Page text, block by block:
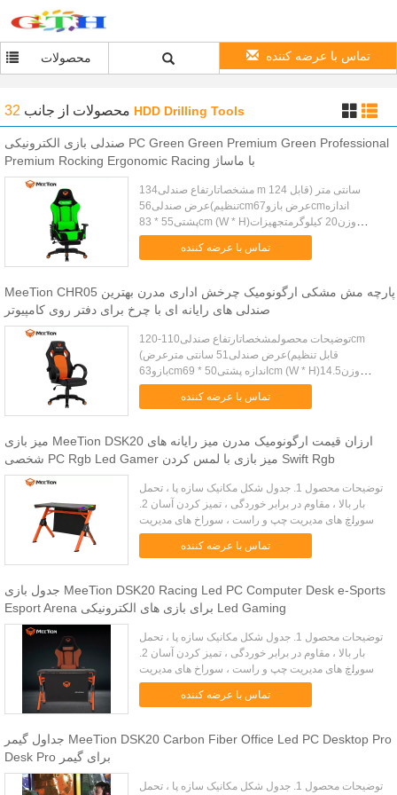
محصولات تماس با عرضه کننده
32 محصولات از جانب HDD Drilling Tools
صندلی بازی الکترونیکی PC Green Green Premium Green Professional
Premium Rocking Ergonomic Racing با ماساژ
مشخصاتارتفاع صندلی134 m 124 سانتی متر (قابل
تنظیم)عرض صندلی56cmعرض بازو67cmاندازه
پشتی55 * 83cm (W * H)وزن20 کیلوگرمتجهیزات
جانبیکوسن پشت گردن و ماساژتوضیحات محصولتخفیف
تماس با عرضه کننده
MeeTion CHR05 پارچه مش مشکی ارگونومیک چرخش اداری مدرن بهترین
صندلی های رایانه ای با چرخ برای دفتر روی کامپیوتر
توضیحات محصولمشخصاتارتفاع صندلی110-120cm
(قابل تنظیم)عرض صندلی51 سانتی مترعرض
بازو63cmاندازه پشتی50 * 69cm (W * H)وزن14.5
کیلوگرممواد سطح50٪ PU + PVC + مشبک پارچه ای دو
تماس با عرضه کننده
میز بازی MeeTion DSK20 ارزان قیمت ارگونومیک مدرن میز رایانه های
شخصی PC Rgb Led Gamer میز بازی با لمس کردن Swift Rgb
توضیحات محصول 1. جدول شکل مکانیک سازه پا ، تحمل
بار بالا ، مقاوم در برابر خوردگی ، تمیز کردن آسان 2.
سوراخ های مدیریت چپ و راست ، سوراخ های مدیریت
کابل دو برابر برای دیدار با عادت های مختلف 3. پاهای میز
تماس با عرضه کننده
جدول بازی MeeTion DSK20 Racing Led PC Computer Desk e-Sports
Esport Arena برای بازی های الکترونیکی Led Gaming
توضیحات محصول 1. جدول شکل مکانیک سازه پا ، تحمل
بار بالا ، مقاوم در برابر خوردگی ، تمیز کردن آسان 2.
سوراخ های مدیریت چپ و راست ، سوراخ های مدیریت
کابل دو برابر برای دیدار با عادت های مختلف 3. پاهای میز
تماس با عرضه کننده
جداول گیمر MeeTion DSK20 Carbon Fiber Office Led PC Desktop Pro
Desk Pro برای گیمر
توضیحات محصول 1. جدول شکل مکانیک سازه پا ، تحمل